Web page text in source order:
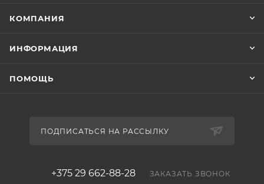
КОМПАНИЯ
ИНФОРМАЦИЯ
ПОМОЩЬ
ПОДПИСАТЬСЯ НА РАССЫЛКУ
+375 29 662-88-28 ЗАКАЗАТЬ ЗВОНОК